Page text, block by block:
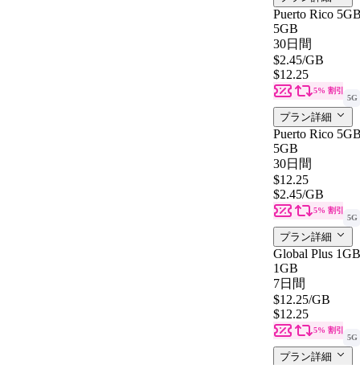
Puerto Rico
5GB
30日間
$2.45/GB
$12.25
5% 割引
5G
プラン詳細
Puerto Rico
5GB
30日間
$12.25
$2.45/GB
5% 割引
5G
プラン詳細
Global Plus
1GB
7日間
$12.25/GB
$12.25
5% 割引
5G
プラン詳細